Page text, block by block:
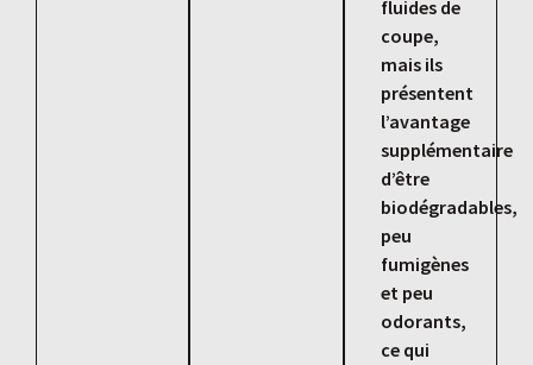
fluides de
coupe,
mais ils
présentent
l’avantage
supplémentaire
d’être
biodégradables,
peu
fumigènes
et peu
odorants,
ce qui